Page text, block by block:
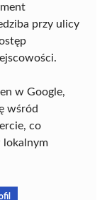
przy ulicy
w Google,
wśród
co
lokalnym